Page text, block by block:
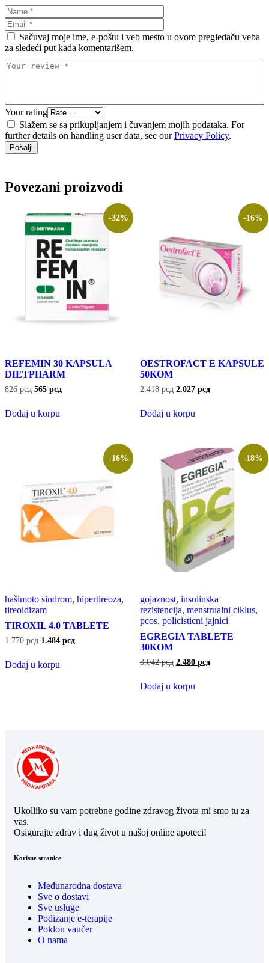
Sačuvaj moje ime, e-poštu i veb mesto u ovom pregledaču veba
za sledeći put kada komentarišem.
Your rating
Slažem se sa prikupljanjem i čuvanjem mojih podataka. For
further details on handling user data, see ourPrivacy Policy.
Povezani proizvodi
-32%
REFEMIN 30 KAPSULA
DIETPHARM
826рсд 565 рсд
Dodaj u korpu
-16%
OESTROFACT E KAPSULE
50KOM
2.418рсд 2.027 рсд
Dodaj u korpu
-16%
hašimoto sindrom, hipertireoza,
tireoidizam
TIROXIL 4.0 TABLETE
1.770рсд 1.484 рсд
Dodaj u korpu
-18%
gojaznost, insulinska
rezistencija, menstrualni ciklus,
pcos, policisticni jajnici
EGREGIA TABLETE
30KOM
3.042рсд 2.480 рсд
Dodaj u korpu
Ukolliko su vam potrebne godine zdravog života mi smo tu za
vas.
Osigurajte zdrav i dug život u našoj online apoteci!
Korisne stranice
Međunarodna dostava
Sve o dostavi
Sve usluge
Podizanje e-terapije
Poklon vaučer
O nama